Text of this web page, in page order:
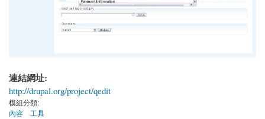
連結網址:
http://drupal.org/project/qedit
模組分類:
內容
工具